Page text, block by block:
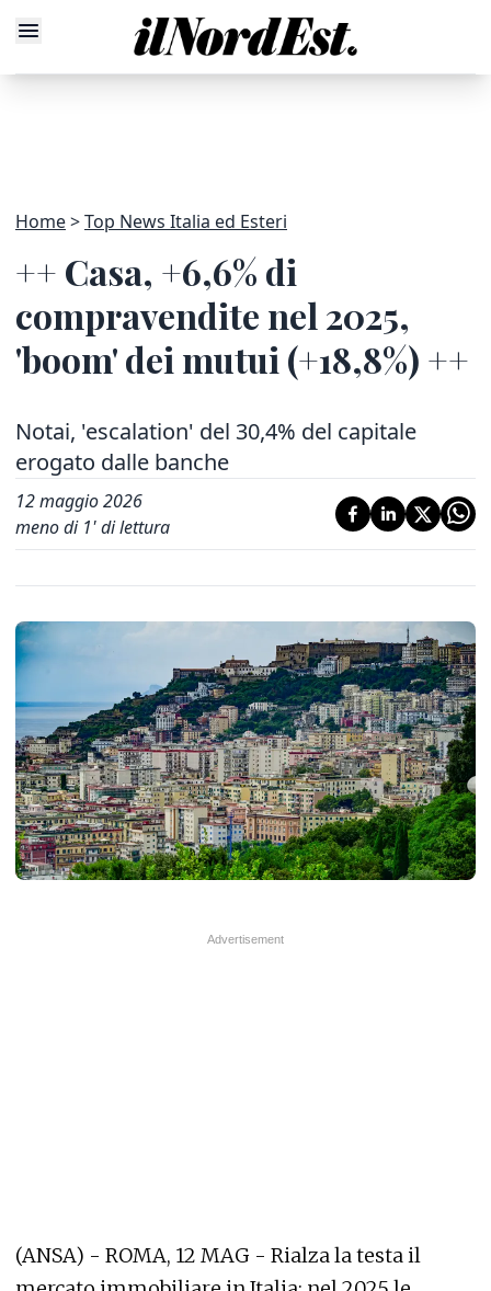
Home Top News Italia ed Esteri
++ Casa, +6,6% di
compravendite nel 2025,
'boom' dei mutui (+18,8%) ++
Notai, 'escalation' del 30,4% del capitale
erogato dalle banche
12 maggio 2026
meno di 1' di lettura
(ANSA) - ROMA, 12 MAG - Rialza la testa il